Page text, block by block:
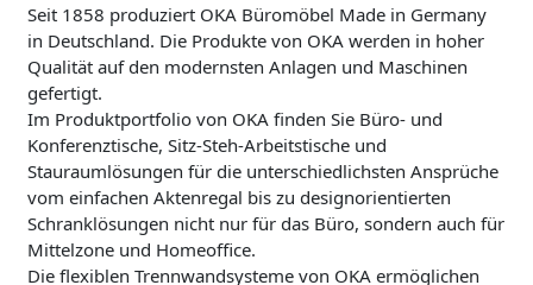
Seit 1858 produziert OKA Büromöbel Made in Germany
in Deutschland. Die Produkte von OKA werden in hoher
Qualität auf den modernsten Anlagen und Maschinen
gefertigt.
Im Produktportfolio von OKA finden Sie Büro- und
Konferenztische, Sitz-Steh-Arbeitstische und
Stauraumlösungen für die unterschiedlichsten Ansprüche
vom einfachen Aktenregal bis zu designorientierten
Schranklösungen nicht nur für das Büro, sondern auch für
Mittelzone und Homeoffice.
Die flexiblen Trennwandsysteme von OKA ermöglichen